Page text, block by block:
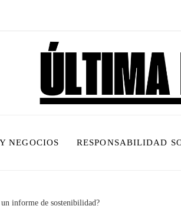
NEGOCIOS RESPONSABILIDAD
informe de sostenibilidad?